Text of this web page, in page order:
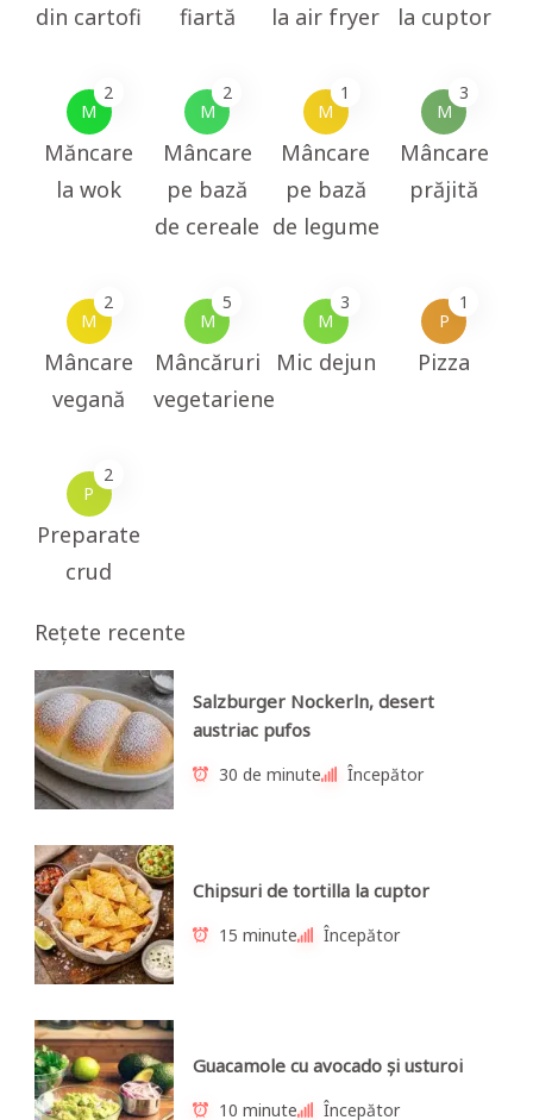
din cartofi
fiartă
la air fryer
la cuptor
M
2
Măncare
la wok
M
2
Mâncare
pe bază
de cereale
M
1
Mâncare
pe bază
de legume
M
3
Mâncare
prăjită
M
2
Mâncare
vegană
M
5
Mâncăruri
vegetariene
M
3
Mic dejun
P
1
Pizza
P
2
Preparate
crud
Rețete recente
Salzburger Nockerln, desert
austriac pufos
30 de minute Începător
Chipsuri de tortilla la cuptor
15 minute Începător
Guacamole cu avocado și usturoi
10 minute Începător